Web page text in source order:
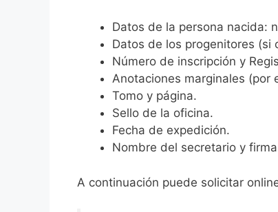
Datos de la persona nacida:
Datos de los progenitores (si
Número de inscripción y
Anotaciones marginales (por
Tomo y página.
Sello de la oficina.
Fecha de expedición.
Nombre del secretario y
A continuación puede solicitar